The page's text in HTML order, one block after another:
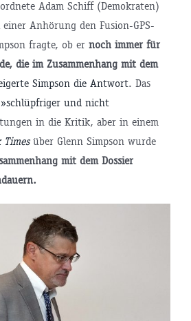
Adam Schiff (Demokraten)
Anhörung den Fusion-GPS-
fragte, ob er noch immer für
die im Zusammenhang mit dem
Simpson die Antwort. Das
»schlüpfriger und nicht
in die Kritik, aber in einem
Timesüber Glenn Simpson wurde
mit dem Dossier